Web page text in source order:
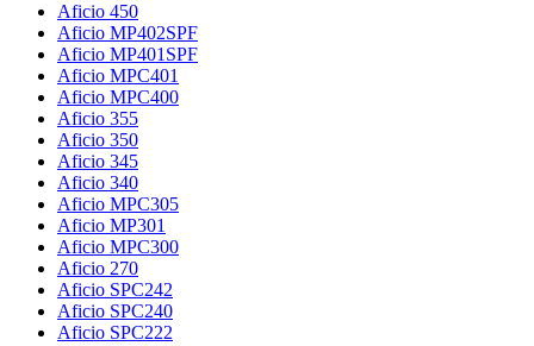
Aficio 450
Aficio MP402SPF
Aficio MP401SPF
Aficio MPC401
Aficio MPC400
Aficio 355
Aficio 350
Aficio 345
Aficio 340
Aficio MPC305
Aficio MP301
Aficio MPC300
Aficio 270
Aficio SPC242
Aficio SPC240
Aficio SPC222